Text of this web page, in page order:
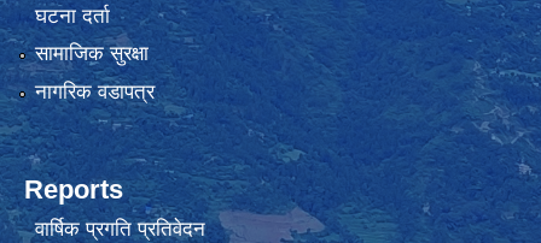
घटना दर्ता
सामाजिक सुरक्षा
नागरिक वडापत्र
Reports
वार्षिक प्रगति प्रतिवेदन